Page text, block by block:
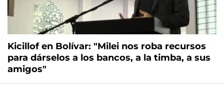
Kicillof en Bolívar: "Milei nos roba recursos
para dárselos a los bancos, a la timba, a sus
amigos"